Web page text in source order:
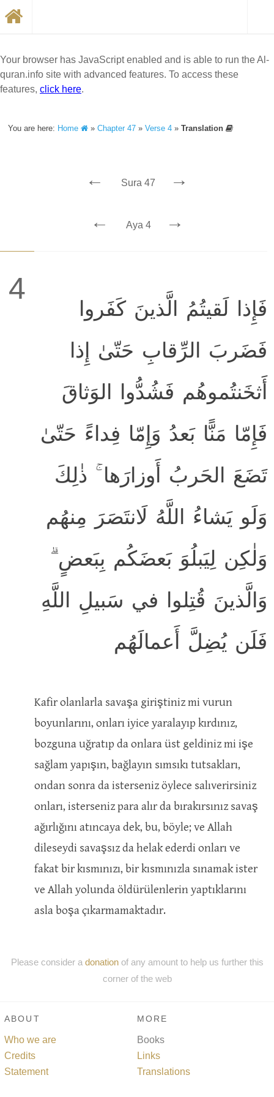
Your browser has JavaScript enabled and is able to run the Al-
quran.info site with advanced features. To access these
features, click here.
You are here: Home »Chapter 47 »Verse 4 »Translation
← Sura 47 →
← Aya 4 →
4
فَإِذا لَقيتُمُ الَّذينَ كَفَروا
فَضَربَ الرِّقابِ حَتّىٰ إِذا
أَثخَنتُموهُم فَشُدُّوا الوَثاقَ
فَإِمّا مَنًّا بَعدُ وَإِمّا فِداءً حَتّىٰ
تَضَعَ الحَربُ أَوزارَها ۚ ذٰلِكَ
وَلَو يَشاءُ اللَّهُ لَانتَصَرَ مِنهُم
وَلٰكِن لِيَبلُوَ بَعضَكُم بِبَعضٍ ۗ
وَالَّذينَ قُتِلوا في سَبيلِ اللَّهِ
فَلَن يُضِلَّ أَعمالَهُم
Kafir olanlarla savaşa giriştiniz mi vurun
boyunlarını, onları iyice yaralayıp kırdınız,
bozguna uğratıp da onlara üst geldiniz mi işe
sağlam yapışın, bağlayın sımsıkı tutsakları,
ondan sonra da isterseniz öylece salıverirsiniz
onları, isterseniz para alır da bırakırsınız savaş
ağırlığını atıncaya dek, bu, böyle; ve Allah
dileseydi savaşsız da helak ederdi onları ve
fakat bir kısmınızı, bir kısmınızla sınamak ister
ve Allah yolunda öldürülenlerin yaptıklarını
asla boşa çıkarmamaktadır.
Please consider a donationof any amount to help us further this
corner of the web
ABOUT
Who we are
Credits
Statement
MORE
Books
Links
Translations